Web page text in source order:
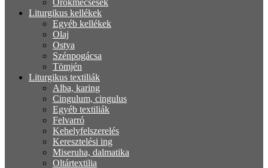
Liturgikus kellékek
Egyéb kellékek
Olaj
Ostya
Szénpogácsa
Tömjén
Liturgikus textiliák
Alba, karing
Cingulum, cingulus
Egyéb textiliák
Felvarró
Kehelyfelszerelés
Keresztelési ing
Miseruha, dalmatika
Oltártextilia